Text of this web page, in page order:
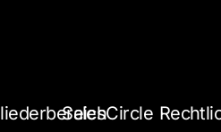
SalesCircle